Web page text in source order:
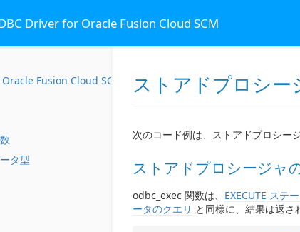
Driver for Oracle Fusion Cloud SCM
Fusion Cloud SCM
タ型
ストアドプロシー
次のコード例は、ストアドプロシー
ストアドプロシージャ
odbc_exec 関数は、 EXECUTE ステ
ータのクエリ と同様に、結果は返さ